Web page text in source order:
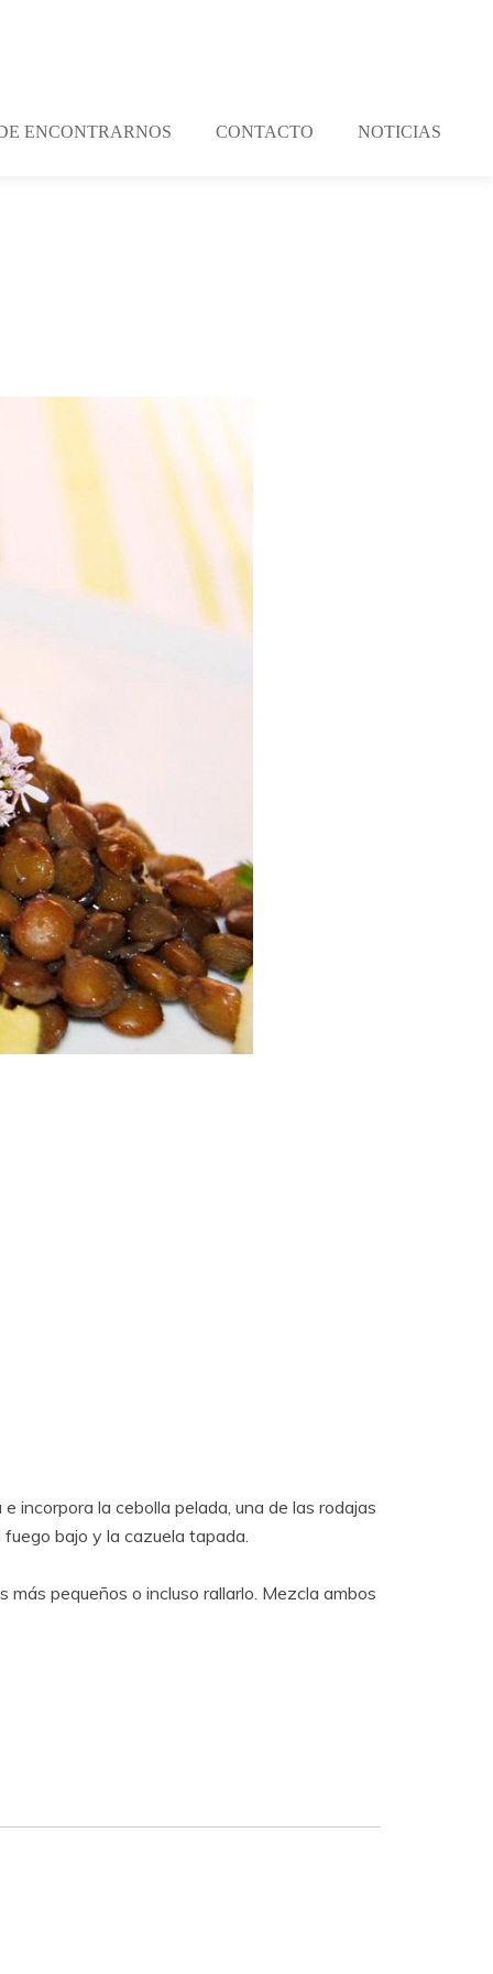
ENCONTRARNOS CONTACTO NOTICIAS
incorpora la cebolla pelada, una de las rodajas
bajo y la cazuela tapada.
pequeños o incluso rallarlo. Mezcla ambos